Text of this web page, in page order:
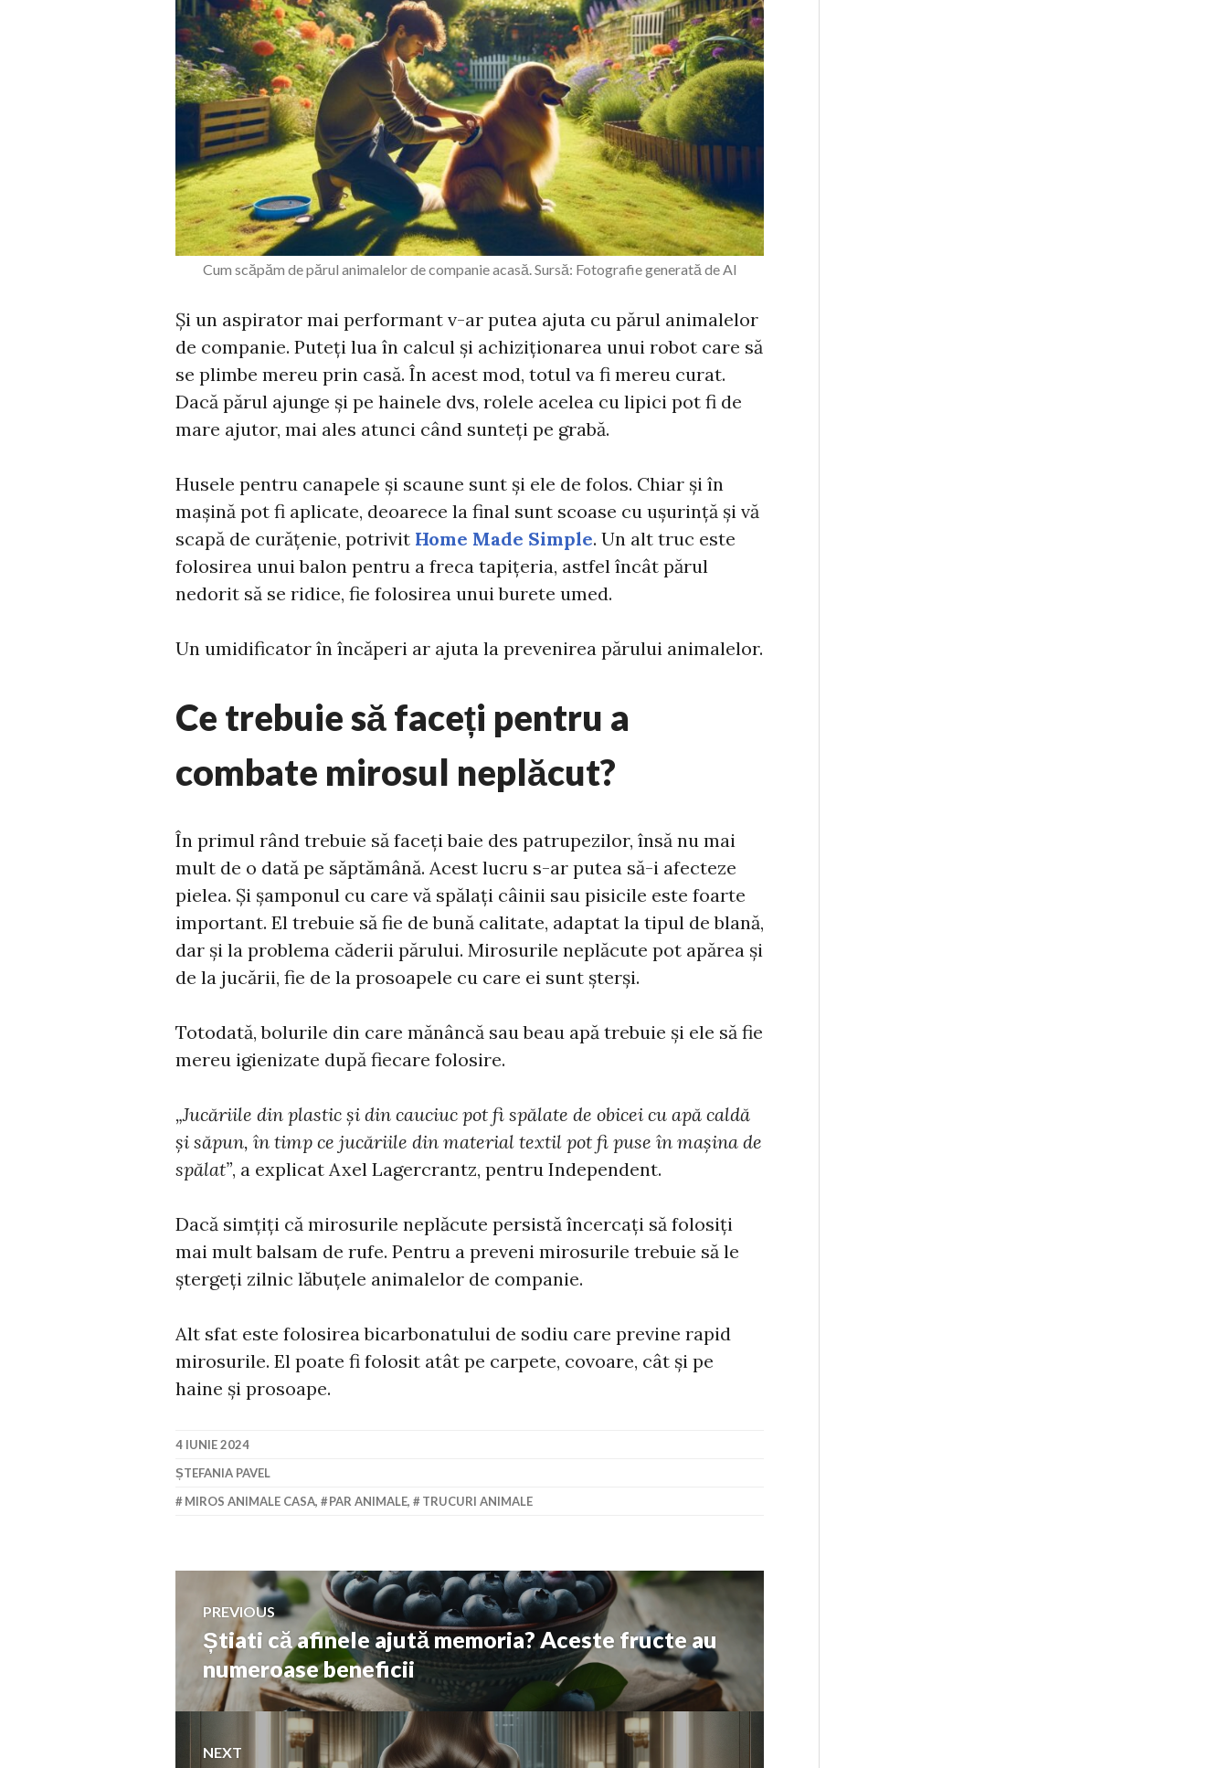
Cum scăpăm de părul animalelor de companie acasă. Sursă: Fotografie generată de AI
Și un aspirator mai performant v-ar putea ajuta cu părul animalelor
de companie. Puteți lua în calcul și achiziționarea unui robot care să
se plimbe mereu prin casă. În acest mod, totul va fi mereu curat.
Dacă părul ajunge și pe hainele dvs, rolele acelea cu lipici pot fi de
mare ajutor, mai ales atunci când sunteți pe grabă.
Husele pentru canapele și scaune sunt și ele de folos. Chiar și în
mașină pot fi aplicate, deoarece la final sunt scoase cu ușurință și vă
scapă de curățenie, potrivit Home Made Simple. Un alt truc este
folosirea unui balon pentru a freca tapițeria, astfel încât părul
nedorit să se ridice, fie folosirea unui burete umed.
Un umidificator în încăperi ar ajuta la prevenirea părului animalelor.
Ce trebuie să faceți pentru a
combate mirosul neplăcut?
În primul rând trebuie să faceți baie des patrupezilor, însă nu mai
mult de o dată pe săptămână. Acest lucru s-ar putea să-i afecteze
pielea. Și șamponul cu care vă spălați câinii sau pisicile este foarte
important. El trebuie să fie de bună calitate, adaptat la tipul de blană,
dar și la problema căderii părului. Mirosurile neplăcute pot apărea și
de la jucării, fie de la prosoapele cu care ei sunt șterși.
Totodată, bolurile din care mănâncă sau beau apă trebuie și ele să fie
mereu igienizate după fiecare folosire.
„Jucăriile din plastic și din cauciuc pot fi spălate de obicei cu apă caldă
și săpun, în timp ce jucăriile din material textil pot fi puse în mașina de
spălat”, a explicat Axel Lagercrantz, pentru Independent.
Dacă simțiți că mirosurile neplăcute persistă încercați să folosiți
mai mult balsam de rufe. Pentru a preveni mirosurile trebuie să le
ștergeți zilnic lăbuțele animalelor de companie.
Alt sfat este folosirea bicarbonatului de sodiu care previne rapid
mirosurile. El poate fi folosit atât pe carpete, covoare, cât și pe
haine și prosoape.
4 IUNIE 2024
ȘTEFANIA PAVEL
MIROS ANIMALE CASA, PAR ANIMALE, TRUCURI ANIMALE
Navigare
în
articole
PREVIOUS
Previous
post:
Știati că afinele ajută memoria? Aceste fructe au
numeroase beneficii
NEXT